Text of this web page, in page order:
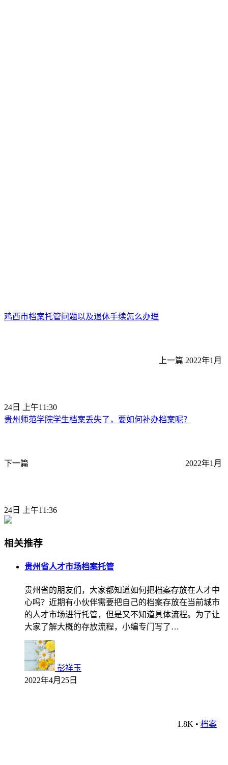
鸡西市档案托管问题以及退休手续怎么办理
上一篇 2022年1月
24日 上午11:30
贵州师范学院学生档案丢失了，要如何补办档案呢？
下一篇 2022年1月
24日 上午11:36
相关推荐
贵州省人才市场档案托管
贵州省的朋友们，大家都知道如何把档案存放在人才中
心吗？近期有小伙伴需要把自己的档案存放在当前城市
的人才市场进行托管，但是又不知道具体流程。为了让
大家了解大概的存放流程，小编专门写了…
彭祥玉
2022年4月25日
1.8K • 档案